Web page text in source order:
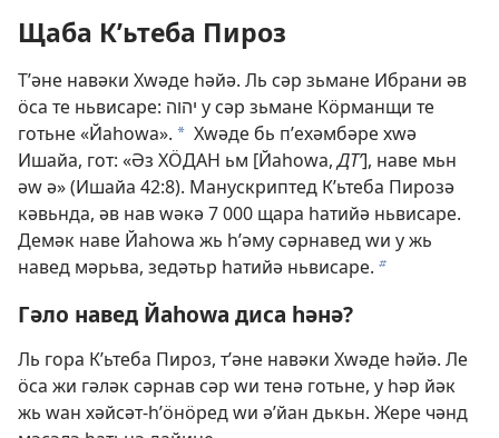
Щаба Кʹьтеба Пироз
Тʹәне навәки Хԝәде һәйә. Ль сәр зьмане Ибрани әв
ӧса те ньвисаре: יהוה у сәр зьмане Кӧрманщи те
готьне «Йаһоԝа». a Хԝәде бь пʹехәмбәре хԝә
Ишайа, гот: «Әз ХӦДАН ьм [Йаһоԝа,ДТʹ], наве мьн
әԝ ә» (Ишайа 42:8). Манускриптед Кʹьтеба Пирозә
кәвьнда, әв нав ԝәкә 7 000 щара һатийә ньвисаре.
Демәк наве Йаһоԝа жь һʹәму сәрнавед ԝи у жь
навед мәрьва, зедәтьр һатийә ньвисаре. b
Гәло навед Йаһоԝа диса һәнә?
Ль гора Кʹьтеба Пироз, тʹәне навәки Хԝәде һәйә. Ле
ӧса жи гәләк сәрнав сәр ԝи тенә готьне, у һәр йәк
жь ԝан хәйсәт-һʹӧнӧред ԝи әʹйан дькьн. Жере чәнд